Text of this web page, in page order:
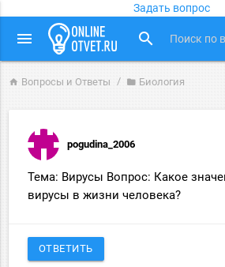
Задать вопрос
menu search
home Вопросы и Ответы folder Биология
pogudina_2006
Тема: Вирусы Вопрос: Какое
вирусы в жизни человека?
ОТВЕТИТЬ